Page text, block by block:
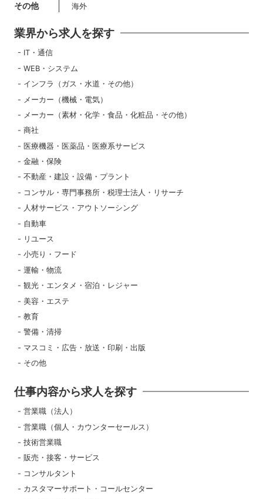
その他 海外
業界から求人を探す
IT・通信
WEB・システム
インフラ（ガス・水道・その他）
メーカー（機械・電気）
メーカー（素材・化学・食品・化粧品・その他）
商社
医療機器・医薬品・医療系サービス
金融・保険
不動産・建設・設備・プラント
コンサル・専門事務所・税理士法人・リサーチ
人材サービス・アウトソーシング
自動車
リユース
小売り・フード
運輸・物流
観光・エンタメ・宿泊・レジャー
美容・エステ
教育
警備・清掃
マスコミ・広告・放送・印刷・出版
その他
仕事内容から求人を探す
営業職（法人）
営業職（個人・カウンターセールス）
技術営業職
販売・接客・サービス
コンサルタント
カスタマーサポート・コールセンター